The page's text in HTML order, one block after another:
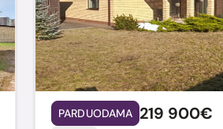
PARDUODAMA 219 900€